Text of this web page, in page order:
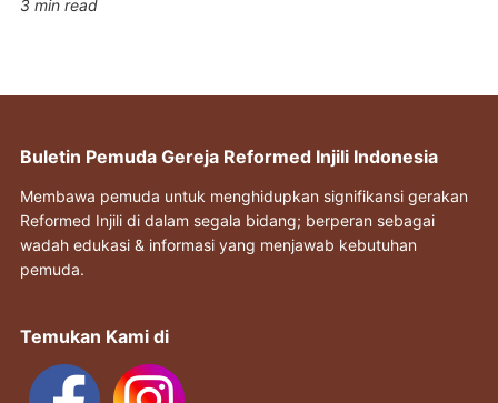
3 min read
Buletin Pemuda Gereja Reformed Injili Indonesia
Membawa pemuda untuk menghidupkan signifikansi gerakan
Reformed Injili di dalam segala bidang; berperan sebagai
wadah edukasi & informasi yang menjawab kebutuhan
pemuda.
Temukan Kami di